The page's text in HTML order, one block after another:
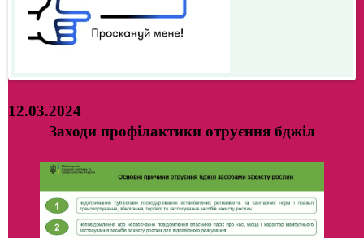
12.03.2024
Заходи профілактики отруєння бджіл